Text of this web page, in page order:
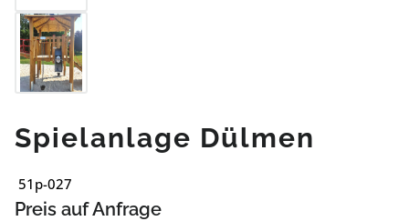
Spielanlage Dülmen
51p-027
Preis auf Anfrage